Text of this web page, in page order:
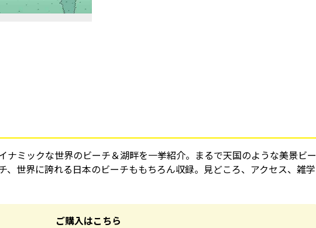
ナミックな世界のビーチ＆湖畔を一挙紹介。まるで天国のような美景ビー
、世界に誇れる日本のビーチももちろん収録。見どころ、アクセス、雑学
ご購入はこちら